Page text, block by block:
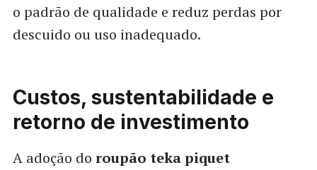
o padrão de qualidade e reduz perdas por
descuido ou uso inadequado.
Custos, sustentabilidade e
retorno de investimento
A adoção do roupão teka piquet